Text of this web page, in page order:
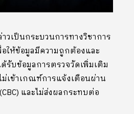
วเป็นกระบวนการทางวิชาการ
ให้ข้อมูลมีความถูกต้องและ
รับข้อมูลการตรวจวัดเพิ่มเติม
เข้าเกณฑ์การแจ้งเตือนผ่าน
และไม่ส่งผลกระทบต่อ